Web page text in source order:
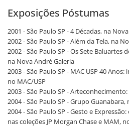
Exposições Póstumas
2001 - São Paulo SP - 4 Décadas, na
2002 - São Paulo SP - Além da Tela, na
2002 - São Paulo SP - Os Sete
na Nova André Galeria
2003 - São Paulo SP - MAC USP 40
no MAC/USP
2003 - São Paulo SP - Arteconhecimento:
2004 - São Paulo SP - Grupo
2004 - São Paulo SP - Gesto e
nas coleções JP Morgan Chase e MAM,